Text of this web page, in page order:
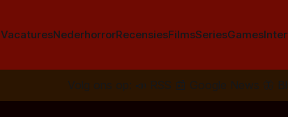
VacaturesNederhorrorRecensiesFilmsSeriesGames
Volg ons op: 📣 RSS 📰 Google News 🦋